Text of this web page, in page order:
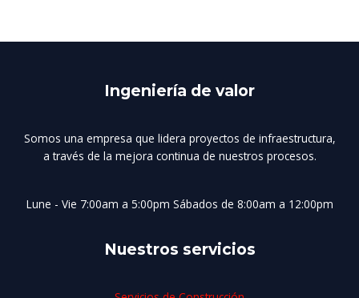
Ingeniería de valor
Somos una empresa que lidera proyectos de infraestructura,
a través de la mejora continua de nuestros procesos.
Lune - Vie 7:00am a 5:00pm Sábados de 8:00am a 12:00pm
Nuestros servicios